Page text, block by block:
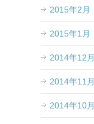
2015年2月
2015年1月
2014年12月
2014年11月
2014年10月